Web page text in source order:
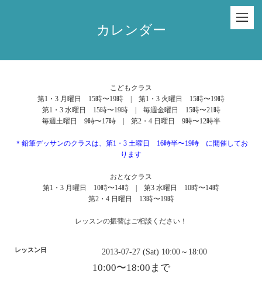
カレンダー
こどもクラス
第1・3 月曜日 15時〜19時 | 第1・3 火曜日 15時〜19時
第1・3 水曜日 15時〜19時 | 毎週金曜日 15時〜21時
毎週土曜日 9時〜17時 | 第2・4 日曜日 9時〜12時半
＊鉛筆デッサンのクラスは、第1・3 土曜日 16時半〜19時 に開催してお
ります
おとなクラス
第1・3 月曜日 10時〜14時 | 第3 水曜日 10時〜14時
第2・4 日曜日 13時〜19時
レッスンの振替はご相談ください！
レッスン日 2013-07-27 (Sat) 10:00～18:00
10:00〜18:00まで